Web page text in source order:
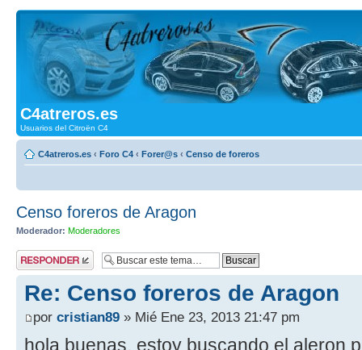
C4atreros.es
Usuarios del Citroën C4
C4atreros.es ‹ Foro C4 ‹ Forer@s ‹ Censo de foreros
Censo foreros de Aragon
Moderador: Moderadores
Publicar una
respuesta
Re: Censo foreros de Aragon
por cristian89 » Mié Ene 23, 2013 21:47 pm
hola buenas, estoy buscando el aleron